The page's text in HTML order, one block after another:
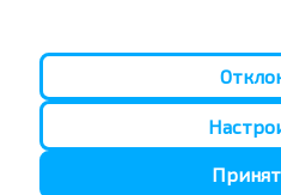
4,6(251)
+5